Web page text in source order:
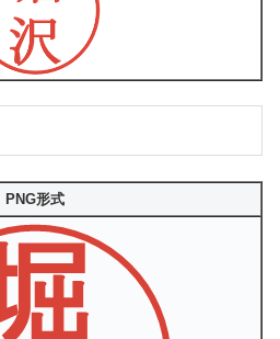
PNG形式